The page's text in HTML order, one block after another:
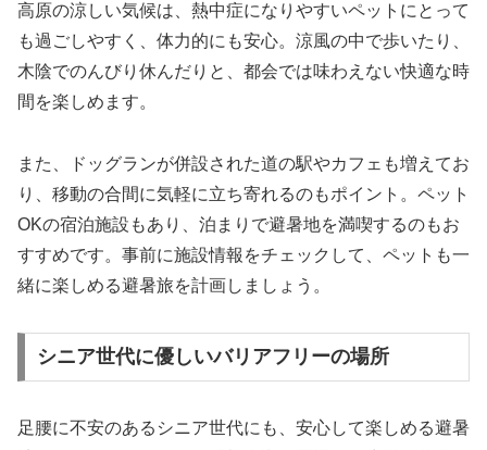
高原の涼しい気候は、熱中症になりやすいペットにとって
も過ごしやすく、体力的にも安心。涼風の中で歩いたり、
木陰でのんびり休んだりと、都会では味わえない快適な時
間を楽しめます。
また、ドッグランが併設された道の駅やカフェも増えてお
り、移動の合間に気軽に立ち寄れるのもポイント。ペット
OKの宿泊施設もあり、泊まりで避暑地を満喫するのもお
すすめです。事前に施設情報をチェックして、ペットも一
緒に楽しめる避暑旅を計画しましょう。
シニア世代に優しいバリアフリーの場所
足腰に不安のあるシニア世代にも、安心して楽しめる避暑